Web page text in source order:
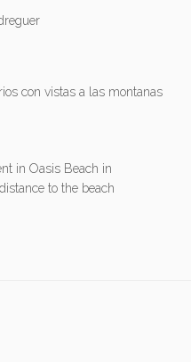
con vistas a las montanas
in Oasis Beach in
to the beach